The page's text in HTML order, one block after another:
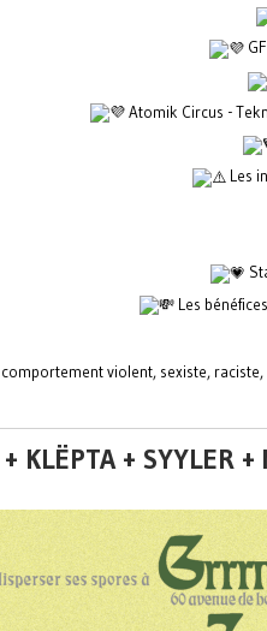
Atomik Circus -
Les
Les
violent, sexiste,
KLËPTA + SYYLER +